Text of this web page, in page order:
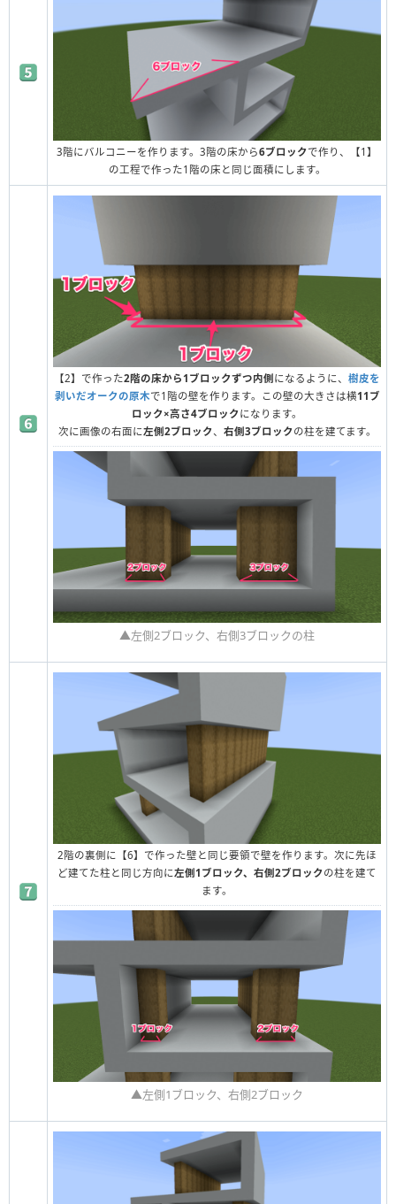
3階にバルコニーを作ります。3階の床から6ブロックで作り、【1】
の工程で作った1階の床と同じ面積にします。
【2】で作った2階の床から1ブロックずつ内側になるように、 樹皮を
剥いだオークの原木で1階の壁を作ります。この壁の大きさは横11ブ
ロック×高さ4ブロックになります。
次に画像の右面に左側2ブロック、 右側3ブロックの柱を建てます。
▲左側2ブロック、右側3ブロックの柱
2階の裏側に【6】で作った壁と同じ要領で壁を作ります。 次に先ほ
ど建てた柱と同じ方向に左側1ブロック、右側2ブロックの柱を建て
ます。
▲左側1ブロック、右側2ブロック